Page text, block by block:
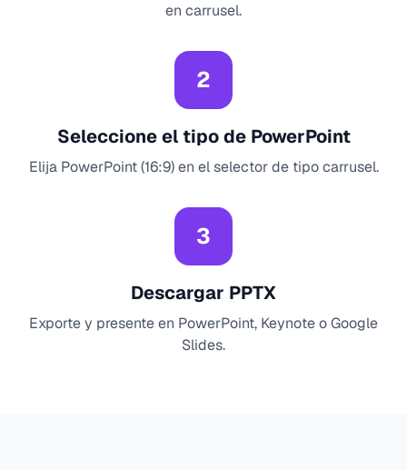
en carrusel.
2
Seleccione el tipo de PowerPoint
Elija PowerPoint (16:9) en el selector de tipo carrusel.
3
Descargar PPTX
Exporte y presente en PowerPoint, Keynote o Google
Slides.